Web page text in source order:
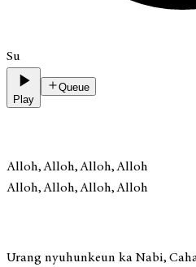
Su
Play
Queue
Alloh, Alloh, Alloh, Alloh
Alloh, Alloh, Alloh, Alloh
Urang nyuhunkeun ka Nabi,